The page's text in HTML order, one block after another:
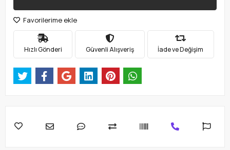
Favorilerime ekle
Hızlı Gönderi Güvenli Alışveriş İade ve Değişim